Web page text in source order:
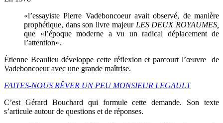
«l’essayiste Pierre Vadeboncoeur avait observé, de manière
prophétique, dans son livre majeur LES DEUX ROYAUMES,
que «l’époque moderne a vu un radical déplacement de
l’attention».
Étienne Beaulieu développe cette réflexion et parcourt l’œuvre de
Vadeboncoeur avec une grande maîtrise.
FAITES-NOUS RÊVER UN PEU MONSIEUR LEGAULT
C’est Gérard Bouchard qui formule cette demande. Son texte
s’articule autour de questions et de réponses.